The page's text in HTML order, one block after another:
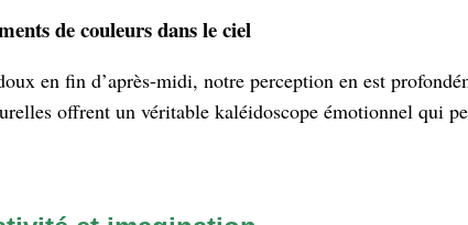
de couleurs dans le ciel
en fin d’après-midi, notre perception en est
offrent un véritable kaléidoscope émotionnel qui